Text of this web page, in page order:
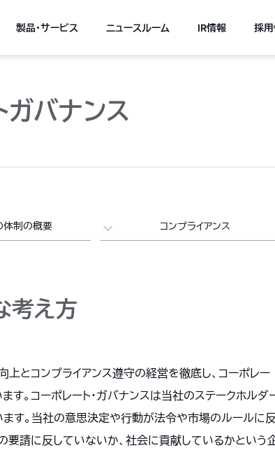
製品・サービス ニュースルーム IR情報 採
ガバナンス
体制の概要 コンプライアンス
考え方
とコンプライアンス遵守の経営を徹底し、コーポレー
す。コーポレート・ガバナンスは当社のステークホルダ
す。当社の意思決定や行動が法令や市場のルールに
要請に反していないか、社会に貢献しているかという